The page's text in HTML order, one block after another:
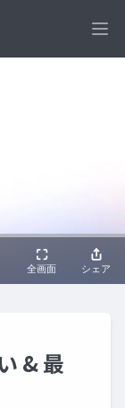
& 最